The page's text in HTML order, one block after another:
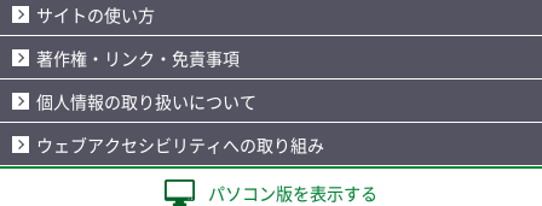
サイトの使い方
著作権・リンク・免責事項
個人情報の取り扱いについて
ウェブアクセシビリティへの取り組み
パソコン版を表示する